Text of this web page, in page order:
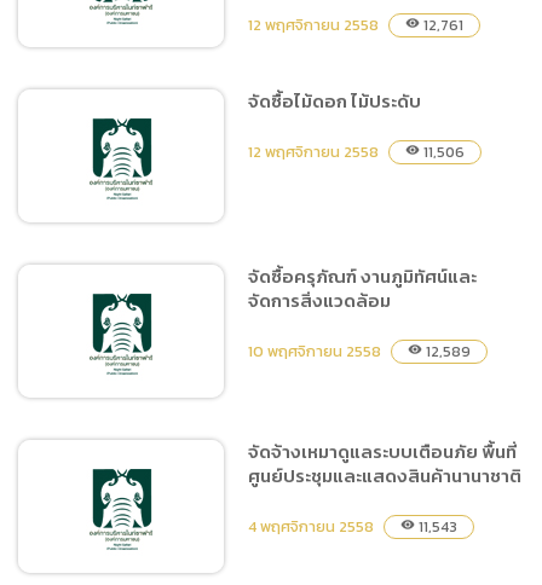
แสดงสินค้านานาชาติ
จัดจ้างเหมาบริการล้าง AHU
Cooling Tower ศูนย์ประชุม
และแสดงสินค้านานาชาติ
12 พฤศจิกายน 2558 visibility 12,761
จัดซื้อไม้ดอก ไม้ประดับ
จัดซื้อไม้ดอก ไม้ประดับ
12 พฤศจิกายน 2558 visibility 11,506
จัดซื้อครุภัณฑ์ งานภูมิทัศน์
และจัดการสิ่งแวดล้อม
จัดซื้อครุภัณฑ์ งานภูมิทัศน์และ
จัดการสิ่งแวดล้อม
10 พฤศจิกายน 2558 visibility 12,589
จัดจ้างเหมาดูแลระบบเตือนภัย พื้นที่
ศูนย์ประชุมและแสดงสินค้านานาชาติ
4 พฤศจิกายน 2558 visibility 11,543